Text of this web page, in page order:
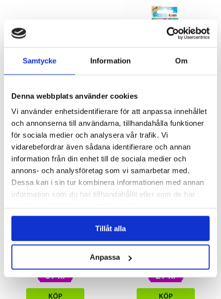
Samtycke Information Om
Denna webbplats använder cookies
Vi använder enhetsidentifierare för att anpassa innehållet
och annonserna till användarna, tillhandahålla funktioner
för sociala medier och analysera vår trafik. Vi
vidarebefordrar även sådana identifierare och annan
information från din enhet till de sociala medier och
annons- och analysföretag som vi samarbetar med.
Dessa kan i sin tur kombinera informationen med annan
information som du har tillhandahållit eller som de har
Tillåt alla
Anpassa
Cirkus
29 kr
KÖP
49 kr
KÖP
Kortspel Finns i snön
39 kr
KÖP
Pappersmuggar Pumpor 6st
29 kr
KÖP